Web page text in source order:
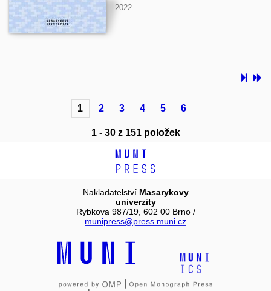
2022
1 2 3 4 5 6
1 - 30 z 151 položek
Nakladatelství Masarykovy
univerzity
Rybkova 987/19, 602 00 Brno /
munipress@press.muni.cz